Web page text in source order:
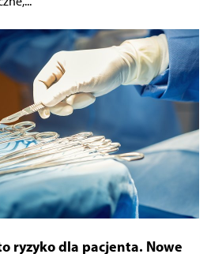
ryzyko dla pacjenta. Nowe